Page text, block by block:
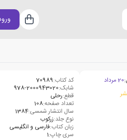
سبد
20 مرداد
کد کتاب:70989
شابک:978-2000943020
قطع:رحلی
تعداد صفحه:108
سال انتشار شمسی:1384
نوع جلد:زرکوب
زبان کتاب:فارسی و انگلیسی
سری چاپ:1